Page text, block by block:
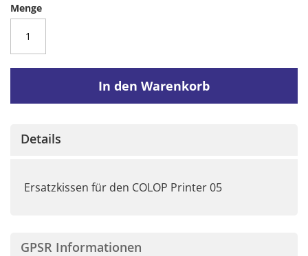
Menge
In den Warenkorb
Details
Ersatzkissen für den COLOP Printer 05
GPSR Informationen